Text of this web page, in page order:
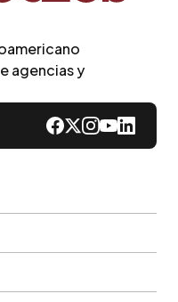
agencias y